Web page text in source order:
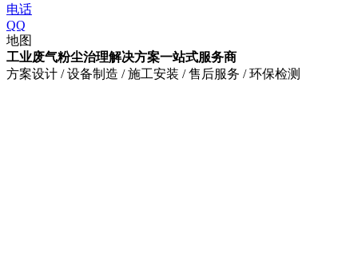
电话
QQ
地图
工业废气粉尘治理解决方案一站式服务商
方案设计 / 设备制造 / 施工安装 / 售后服务 / 环保检测